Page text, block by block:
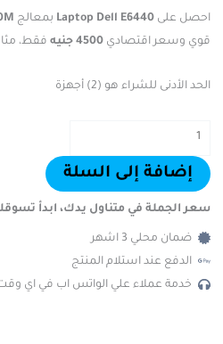
احصل على Laptop Dell E6440 بمعالج
قوي وسعر اقتصادي 4500 جنيه فقط،
الحد الأدنى للشراء هو (2) أجهزة
إضافة إلى السلة
سعر الجملة في متناول يدك، ابدأ
ضمان محلي 3 اشهر
الدفع عند استلام المنتج
خدمة عملاء علي الواتس اب في اي